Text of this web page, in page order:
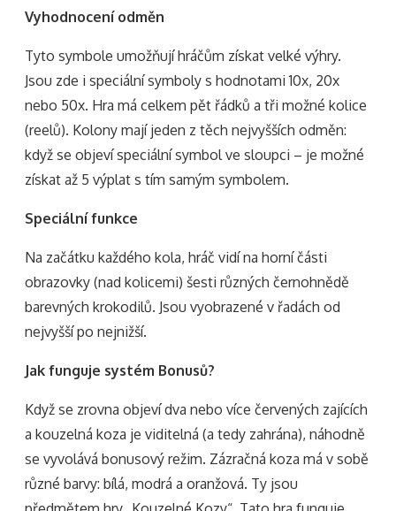
Vyhodnocení odměn
Tyto symbole umožňují hráčům získat velké výhry.
Jsou zde i speciální symboly s hodnotami 10x, 20x
nebo 50x. Hra má celkem pět řádků a tři možné kolice
(reelů). Kolony mají jeden z těch nejvyšších odměn:
když se objeví speciální symbol ve sloupci – je možné
získat až 5 výplat s tím samým symbolem.
Speciální funkce
Na začátku každého kola, hráč vidí na horní části
obrazovky (nad kolicemi) šesti různých černohnědě
barevných krokodilů. Jsou vyobrazené v řadách od
nejvyšší po nejnižší.
Jak funguje systém Bonusů?
Když se zrovna objeví dva nebo více červených zajících
a kouzelná koza je viditelná (a tedy zahrána), náhodně
se vyvolává bonusový režim. Zázračná koza má v sobě
různé barvy: bílá, modrá a oranžová. Ty jsou